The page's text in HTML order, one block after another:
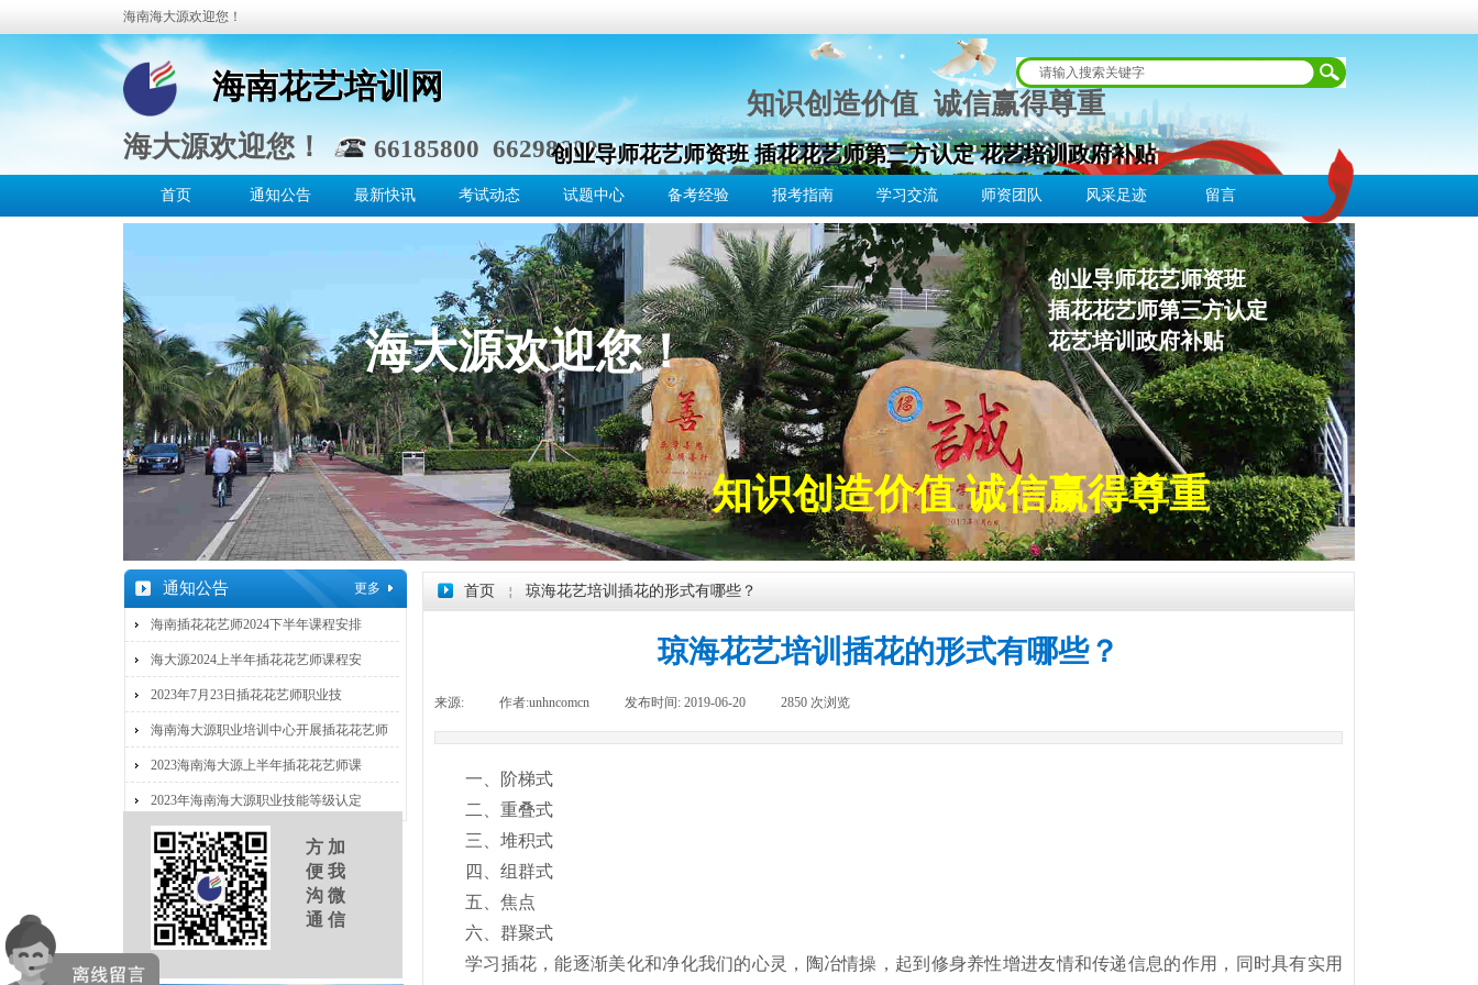
海南海大源欢迎您！
首页 通知公告 最新快讯 考试动态 试题中心 备考经验 报考指南 学习交流 师资团队 风采足迹 留言
知识创造价值 诚信赢得尊重
海南花艺培训网
海南花艺培训网
海大源欢迎您！ 66185800 66298600创业导师花艺师资班 插花花艺师第三方认定 花艺培训政府补贴
创业导师花艺师资班 插花花艺师第三方认定 花艺培训政府补贴
创业导师花艺师资班
插花花艺师第三方认定
花艺培训政府补贴
海大源欢迎您！
知识创造价值 诚信赢得尊重
通知公告 更多 首页 ￤ 琼海花艺培训插花的形式有哪些？
海南插花花艺师2024下半年课程安排
海大源2024上半年插花花艺师课程安
2023年7月23日插花花艺师职业技
海南海大源职业培训中心开展插花花艺师
2023海南海大源上半年插花花艺师课
2023年海南海大源职业技能等级认定
琼海花艺培训插花的形式有哪些？
来源: 作者:unhncomcn 发布时间: 2019-06-20 2850 次浏览
一、阶梯式
二、重叠式
三、堆积式
四、 组群式
五、 焦点
六、群聚式
学习插花，能逐渐美化和净化我们的心灵，陶冶情操，起到修身养性增进友情和传递信息的作用，同时具有实用
方 加
便 我
沟 微
通 信